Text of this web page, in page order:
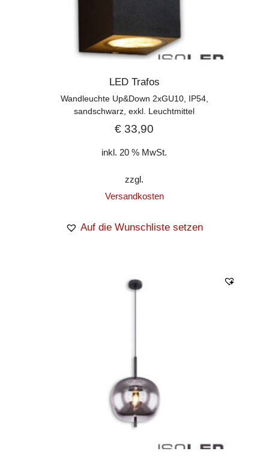
LED Trafos
Wandleuchte Up&Down 2xGU10, IP54,
sandschwarz, exkl. Leuchtmittel
€ 33,90
inkl. 20 % MwSt.
zzgl.
Versandkosten
Auf die Wunschliste setzen